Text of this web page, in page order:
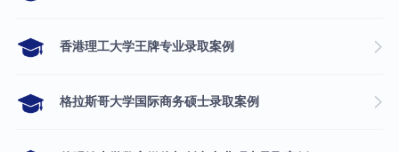
香港理工大学王牌专业录取案例
格拉斯哥大学国际商务硕士录取案例